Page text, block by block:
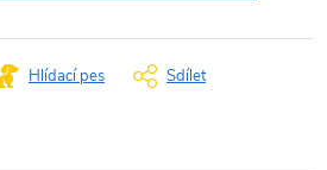
Hlídací pes Sdílet